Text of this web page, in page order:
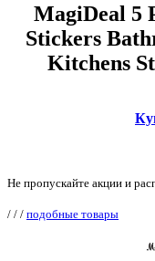
MagiDeal 5
Stickers
Kitchens
Не пропускайте акции и
/ / / подобные товары